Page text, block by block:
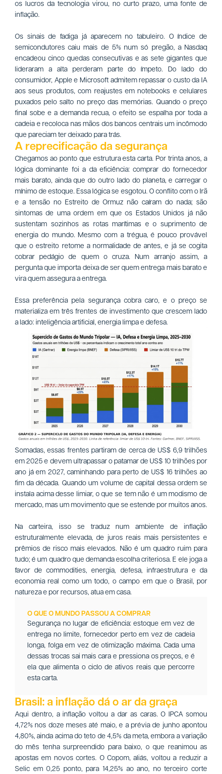
os lucros da tecnologia virou, no curto prazo, uma fonte de
inflação.
Os sinais de fadiga já aparecem no tabuleiro. O índice de
semicondutores caiu mais de 5% num só pregão, a Nasdaq
encadeou cinco quedas consecutivas e as sete gigantes que
lideraram a alta perderam parte do ímpeto. Do lado do
consumidor, Apple e Microsoft admitem repassar o custo da IA
aos seus produtos, com reajustes em notebooks e celulares
puxados pelo salto no preço das memórias. Quando o preço
final sobe e a demanda recua, o efeito se espalha por toda a
cadeia e recoloca nas mãos dos bancos centrais um incômodo
que pareciam ter deixado para trás.
A reprecificação da segurança
Chegamos ao ponto que estrutura esta carta. Por trinta anos, a
lógica dominante foi a da eficiência: comprar do fornecedor
mais barato, ainda que do outro lado do planeta, e carregar o
mínimo de estoque. Essa lógica se esgotou. O conflito com o Irã
e a tensão no Estreito de Ormuz não caíram do nada; são
sintomas de uma ordem em que os Estados Unidos já não
sustentam sozinhos as rotas marítimas e o suprimento de
energia do mundo. Mesmo com a trégua, é pouco provável
que o estreito retome a normalidade de antes, e já se cogita
cobrar pedágio de quem o cruza. Num arranjo assim, a
pergunta que importa deixa de ser quem entrega mais barato e
vira quem assegura a entrega.
Essa preferência pela segurança cobra caro, e o preço se
materializa em três frentes de investimento que crescem lado
a lado: inteligência artificial, energia limpa e defesa.
Somadas, essas frentes partiram de cerca de US$ 6,9 trilhões
em 2025 e devem ultrapassar o patamar de US$ 10 trilhões por
ano já em 2027, caminhando para perto de US$ 16 trilhões ao
fim da década. Quando um volume de capital dessa ordem se
instala acima desse limiar, o que se tem não é um modismo de
mercado, mas um movimento que se estende por muitos anos.
Na carteira, isso se traduz num ambiente de inflação
estruturalmente elevada, de juros reais mais persistentes e
prêmios de risco mais elevados. Não é um quadro ruim para
tudo; é um quadro que demanda escolha criteriosa. E ele joga a
favor de commodities, energia, defesa, infraestrutura e da
economia real como um todo, o campo em que o Brasil, por
natureza e por recursos, atua em casa.
O QUE O MUNDO PASSOU A COMPRAR
Segurança no lugar de eficiência: estoque em vez de
entrega no limite, fornecedor perto em vez de cadeia
longa, folga em vez de otimização máxima. Cada uma
dessas trocas sai mais cara e pressiona os preços, e é
ela que alimenta o ciclo de ativos reais que percorre
esta carta.
Brasil: a inflação dá o ar da graça
Aqui dentro, a inflação voltou a dar as caras. O IPCA somou
4,72% nos doze meses até maio, e a prévia de junho apontou
4,80%, ainda acima do teto de 4,5% da meta, embora a variação
do mês tenha surpreendido para baixo, o que reanimou as
apostas em novos cortes. O Copom, aliás, voltou a reduzir a
Selic em 0,25 ponto, para 14,25% ao ano, no terceiro corte